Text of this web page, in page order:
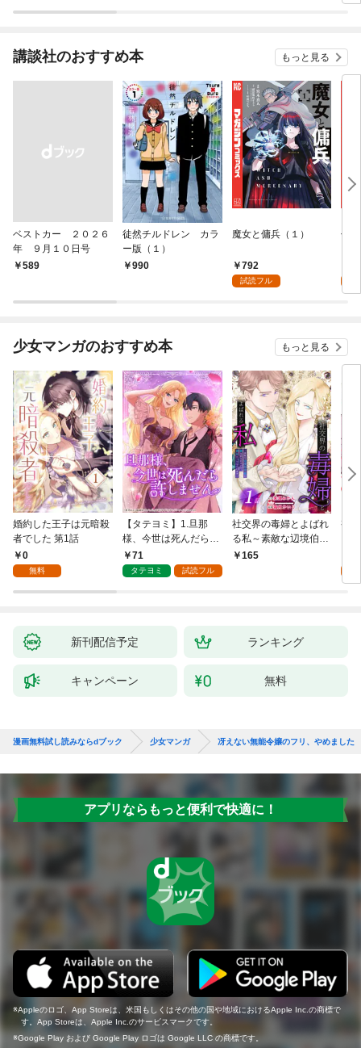
OMIC 第1巻
講談社のおすすめ本 もっと見る
ベストカー ２０２６
年 ９月１０日号
￥589
徒然チルドレン カラ
ー版（１）
990
魔女と傭兵（１）
792
試読フル
信
ガ
９
『
（
少女マンガのおすすめ本 もっと見る
婚約した王子は元暗殺
者でした 第1話
0
無料
【タテヨミ】1.旦那
様、今世は死んだら許
しません
71
タテヨミ 試読フル
社交界の毒婦とよばれ
る私～素敵な辺境伯令
息に腕を折られたの
165
視
新刊配信予定 ランキング
キャンペーン 無料
漫画無料試し読みならdブック 少女マンガ 冴えない無能令嬢のフリ、やめました
アプリならもっと便利で快適に！
Appleのロゴ、App Storeは、米国もしくはその他の国や地域におけるApple Inc.の商標で
す。App Storeは、Apple Inc.のサービスマークです。
Google Play および Google Play ロゴは Google LLC の商標です。